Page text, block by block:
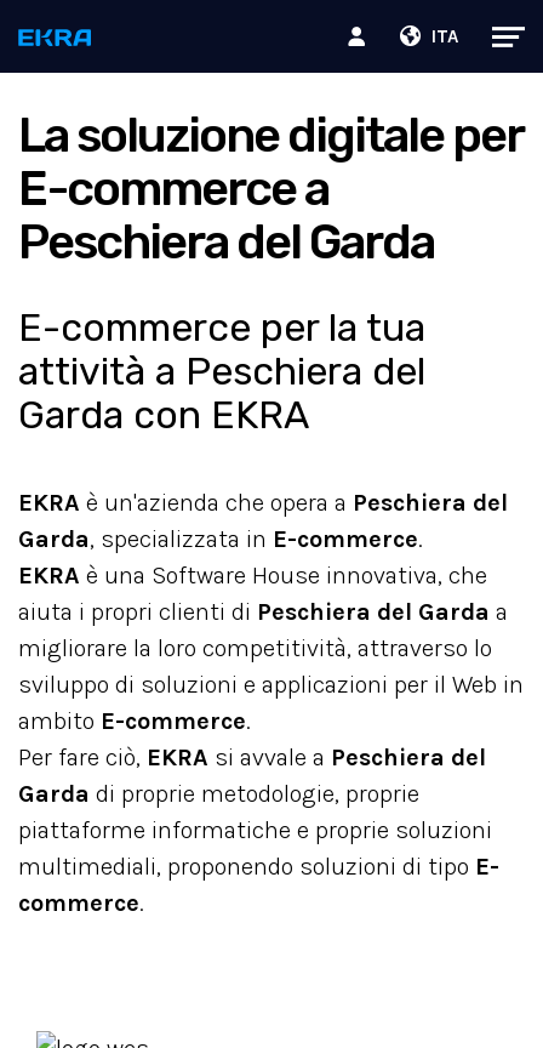
ITA
La soluzione digitale per
E-commerce a
Peschiera del Garda
E-commerce per la tua
attività a Peschiera del
Garda con EKRA
EKRA è un'azienda che opera a Peschiera del
Garda, specializzata in E-commerce.
EKRA è una Software House innovativa, che
aiuta i propri clienti di Peschiera del Garda a
migliorare la loro competitività, attraverso lo
sviluppo di soluzioni e applicazioni per il Web in
ambito E-commerce.
Per fare ciò, EKRA si avvale a Peschiera del
Garda di proprie metodologie, proprie
piattaforme informatiche e proprie soluzioni
multimediali, proponendo soluzioni di tipo E-
commerce.